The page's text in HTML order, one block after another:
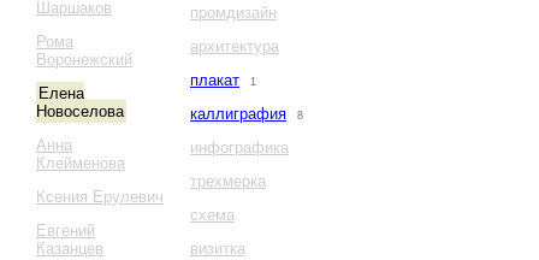
Шаршаков
Рома
Воронежский
Елена
Новоселова
Анна
Клейменова
Ксения Ерулевич
Евгений
Казанцев
промдизайн
архитектура
плакат
1
каллиграфия 8
инфографика
трехмерка
схема
визитка